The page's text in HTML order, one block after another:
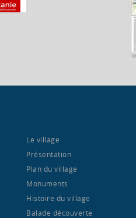
Le village
Présentation
Plan du village
Monuments
Histoire du village
Balade découverte